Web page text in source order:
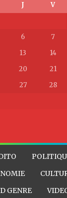
J V
6 7
13 14
20 21
27 28
GENRE